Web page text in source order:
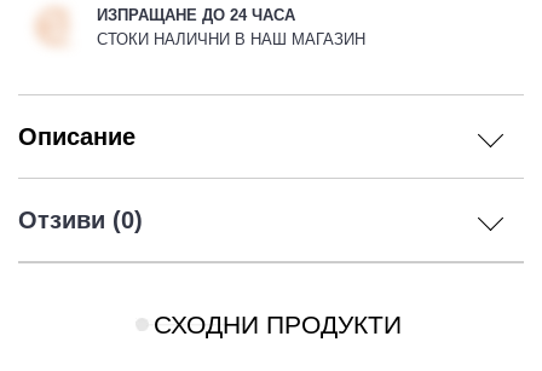
ИЗПРАЩАНЕ ДО 24 ЧАСА
СТОКИ НАЛИЧНИ В НАШ МАГАЗИН
Описание
Отзиви (0)
СХОДНИ ПРОДУКТИ